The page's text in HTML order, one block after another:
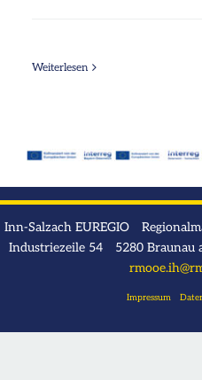
Weiterlesen
Inn-Salzach EUREGIO
Industriezeile 54 5280 Braunau
Impressum